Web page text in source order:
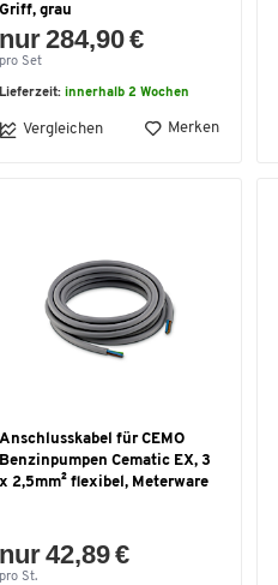
Griff, grau
nur 284,90 €
pro Set
Lieferzeit: innerhalb 2 Wochen
Vergleichen Merken
Anschlusskabel für CEMO
Benzinpumpen Cematic EX, 3
x 2,5mm² flexibel, Meterware
nur 42,89 €
pro St.